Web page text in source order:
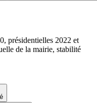
présidentielles 2022 et
de la mairie, stabilité